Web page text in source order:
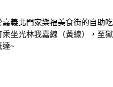
義北門家樂福美食街的自助吃
坐光林我嘉線（黃線），至獄
達~